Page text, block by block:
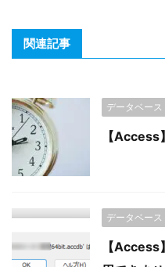
関連記事
データベース
【Access
データベース
【